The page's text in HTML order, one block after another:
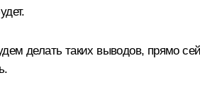
делать таких выводов, прямо